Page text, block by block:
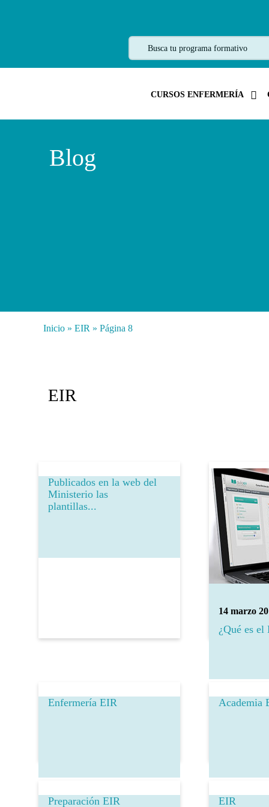
CURSOS ENFERMERÍA
Blog
Inicio » EIR » Página 8
EIR
Publicados en la web del
Ministerio las
plantillas...
14 marzo
¿Qué es el
Enfermería EIR Academia
Preparación EIR EIR